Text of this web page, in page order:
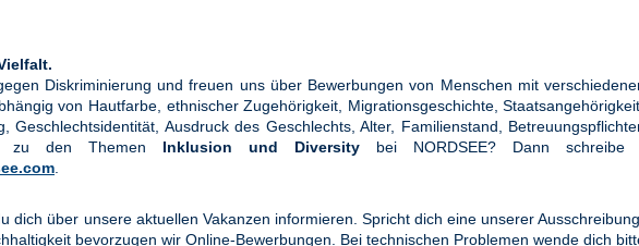
Diskriminierung und freuen uns über Bewerbungen von Menschen mit
von Hautfarbe, ethnischer Zugehörigkeit, Migrationsgeschichte,
Geschlechtsidentität, Ausdruck des Geschlechts, Alter, Familienstand,
zu den Themen Inklusion und Diversity bei NORDSEE? Dann
dich über unsere aktuellen Vakanzen informieren. Spricht dich eine unserer
bevorzugen wir Online-Bewerbungen. Bei technischen Problemen wende dich